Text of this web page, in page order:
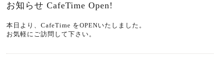
お知らせ CafeTime Open!
本日より、CafeTime をOPENいたしました。
お気軽にご訪問して下さい。